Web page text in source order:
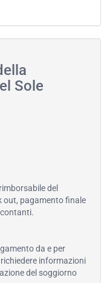
Sole
del
out, pagamento finale
da e per
informazioni
del soggiorno